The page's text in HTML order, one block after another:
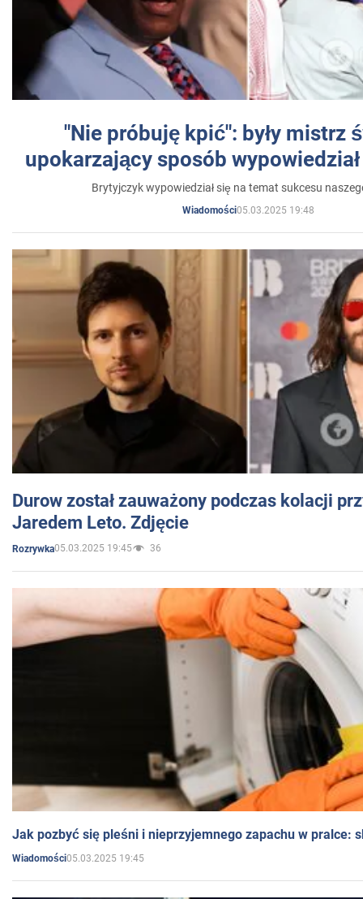
"Nie próbuję kpić": były mistrz
upokarzający sposób
Brytyjczyk wypowiedział się na temat sukcesu
Wiadomości05.03.2025 19:48
Durow został zauważony podczas kolacji
Jaredem Leto. Zdjęcie
Rozrywka05.03.2025 19:45 36
Jak pozbyć się pleśni i nieprzyjemnego zapachu w pralce:
Wiadomości05.03.2025 19:45